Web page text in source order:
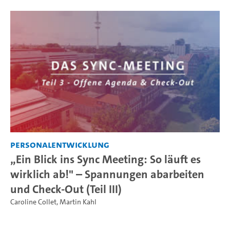
Personalentwicklung
„Ein Blick ins Sync Meeting: So läuft es
wirklich ab!" – Spannungen abarbeiten
und Check-Out (Teil III)
Caroline Collet,Martin Kahl